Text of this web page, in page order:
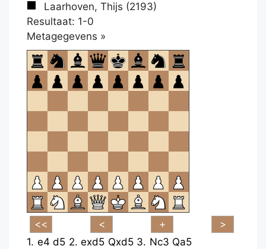
Laarhoven, Thijs (2193)
Resultaat: 1-0
Metagegevens »
om
te
openen.
1. e4 d5 2. exd5 Qxd5 3. Nc3 Qa5